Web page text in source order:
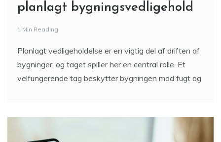
planlagt bygningsvedligehold
1 Min Reading
Planlagt vedligeholdelse er en vigtig del af driften af
bygninger, og taget spiller her en central rolle. Et
velfungerende tag beskytter bygningen mod fugt og